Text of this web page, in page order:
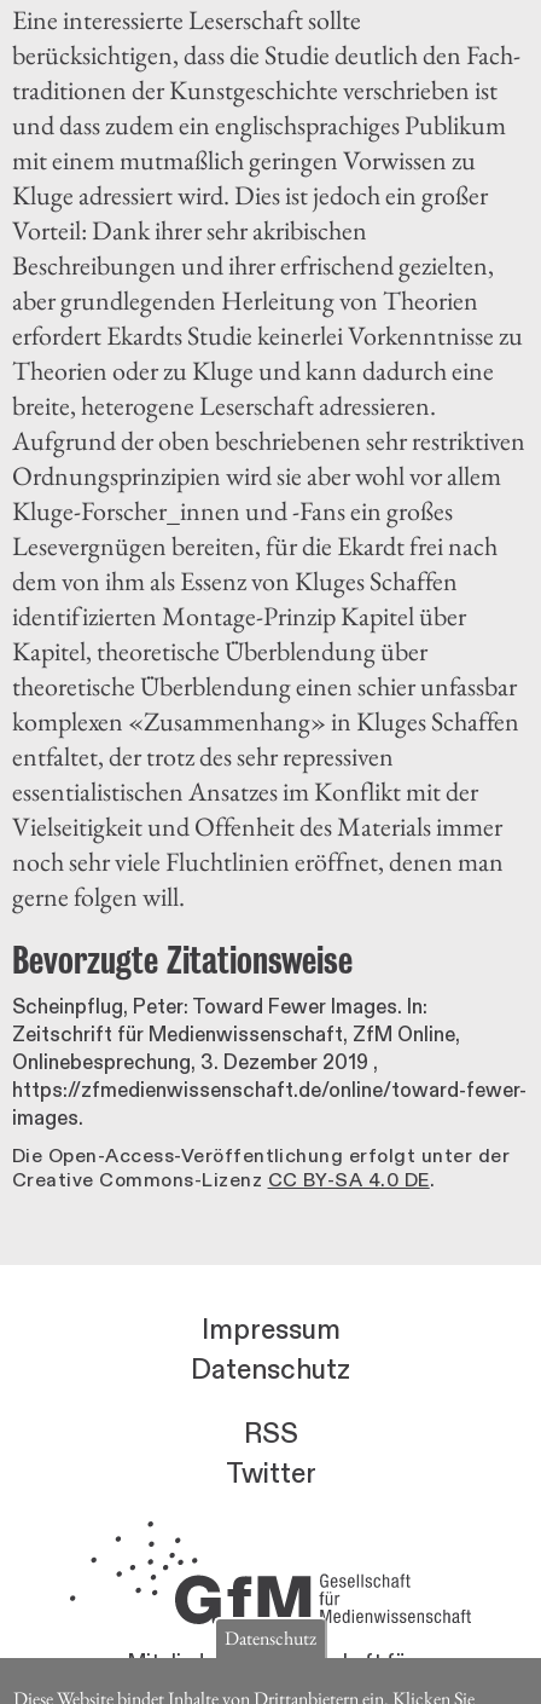
Eine interessierte Leserschaft sollte
berücksichtigen, dass die Studie deutlich den Fach-
traditionen der Kunstgeschichte verschrieben ist
und dass zudem ein englischsprachiges Publikum
mit einem mutmaßlich geringen Vorwissen zu
Kluge adressiert wird. Dies ist jedoch ein großer
Vorteil: Dank ihrer sehr akribischen
Beschreibungen und ihrer erfrischend gezielten,
aber grundlegenden Herleitung von Theorien
erfordert Ekardts Studie keinerlei Vorkenntnisse zu
Theorien oder zu Kluge und kann dadurch eine
breite, heterogene Leserschaft adressieren.
Aufgrund der oben beschriebenen sehr restriktiven
Ordnungsprinzipien wird sie aber wohl vor allem
Kluge-Forscher_innen und -Fans ein großes
Lesevergnügen bereiten, für die Ekardt frei nach
dem von ihm als Essenz von Kluges Schaffen
identifizierten Montage-Prinzip Kapitel über
Kapitel, theoretische Überblendung über
theoretische Überblendung einen schier unfassbar
komplexen «Zusammenhang» in Kluges Schaffen
entfaltet, der trotz des sehr repressiven
essentialistischen Ansatzes im Konflikt mit der
Vielseitigkeit und Offenheit des Materials immer
noch sehr viele Fluchtlinien eröffnet, denen man
gerne folgen will.
Bevorzugte Zitationsweise
Scheinpflug, Peter: Toward Fewer Images. In:
Zeitschrift für Medienwissenschaft, ZfM Online,
Onlinebesprechung, 3. Dezember 2019 ,
https://zfmedienwissenschaft.de/online/toward-fewer-
images.
Die Open-Access-Veröffentlichung erfolgt unter der
Creative Commons-Lizenz CC BY-SA 4.0 DE.
Impressum
Datenschutz
RSS
Twitter
Mitglieder der Gesellschaft für
Medienwissenschaft erhalten die Zeitschrift für
Datenschutz
Diese Website bindet Inhalte von Drittanbietern ein. Klicken Sie